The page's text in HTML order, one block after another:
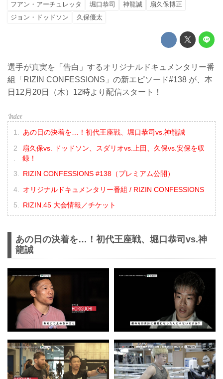
フアン・アーチュレッタ
堀口恭司 神龍誠
扇久保博正
ジョン・ドッドソン
久保優太
選手が真実を「告白」するオリジナルドキュメンタリー番
組「RIZIN CONFESSIONS」の新エピソード#138 が、本
日12月20日（木）12時より配信スタート！
あの日の決着を…！初代王座戦、堀口恭司vs.神龍誠
扇久保vs. ドッドソン、スダリオvs.上田、久保vs.安保を収
録！
RIZIN CONFESSIONS #138（プレミアム公開）
オリジナルドキュメンタリー番組 / RIZIN CONFESSIONS
RIZIN.45 大会情報／チケット
あの日の決着を…！初代王座戦、堀口恭司vs.神
龍誠